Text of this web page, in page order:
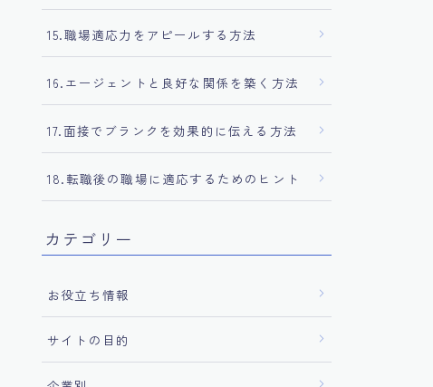
15.職場適応力をアピールする方法
16.エージェントと良好な関係を築く方法
17.面接でブランクを効果的に伝える方法
18.転職後の職場に適応するためのヒント
カテゴリー
お役立ち情報
サイトの目的